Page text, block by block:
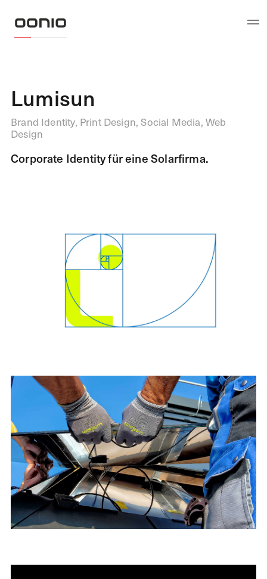
Lumisun
Brand Identity, Print Design, Social Media, Web
Design
Corporate Identity für eine Solarfirma.